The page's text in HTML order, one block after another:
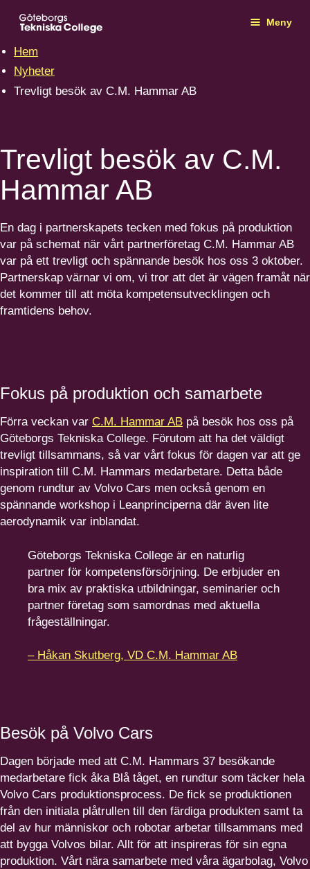
Meny
Hem
Nyheter
Trevligt besök av C.M. Hammar AB
Trevligt besök av C.M.
Hammar AB
En dag i partner­skapets tecken med fokus på produktion
var på schemat när vårt partner­fö­retag C.M. Hammar AB
var på ett trevligt och spännande besök hos oss 3 oktober.
Partnerskap värnar vi om, vi tror att det är vägen framåt när
det kommer till att möta kompe­tens­ut­veck­lingen och
framtidens behov.
Fokus på produktion och samarbete
Förra veckan var C.M. Hammar AB på besök hos oss på
Göteborgs Tekniska College. Förutom att ha det väldigt
trevligt tillsammans, så var vårt fokus för dagen var att ge
inspiration till C.M. Hammars medarbetare. Detta både
genom rundtur av Volvo Cars men också genom en
spännande workshop i Leanprinciperna där även lite
aerodynamik var inblandat.
Göteborgs Tekniska College är en naturlig
partner för kompetensförsörjning. De erbjuder en
bra mix av praktiska utbildningar, seminarier och
partner företag som samordnas med aktuella
frågeställningar.
– Håkan Skutberg, VD C.M. Hammar AB
Besök på Volvo Cars
Dagen började med att C.M. Hammars 37 besökande
medarbetare fick åka Blå tåget, en rundtur som täcker hela
Volvo Cars produk­tions­process. De fick se produk­tionen
från den initiala plåtrullen till den färdiga produkten samt ta
del av hur människor och robotar arbetar tillsammans med
att bygga Volvos bilar. Allt för att inspireras för sin egna
produktion. Vårt nära samarbete med våra ägarbolag, Volvo